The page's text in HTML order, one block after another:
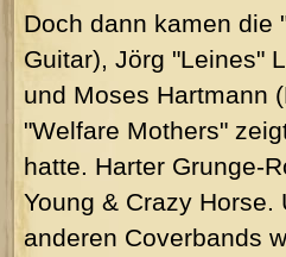
Doch dann kamen die
Guitar), Jörg "Leines"
und Moses Hartmann
"Welfare Mothers"
hatte. Harter Grunge-
Young & Crazy
anderen Coverbands